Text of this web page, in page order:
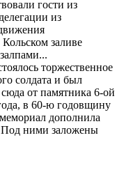
гости из
из
заливе
торжественное
солдата и был
от памятника 6-ой
в 60-ю годовщину
дополнила
Под ними заложены